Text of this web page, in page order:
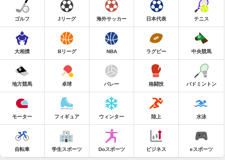
ゴルフ Jリーグ 海外サッカー 日本代表 テニス
大相撲 Bリーグ NBA ラグビー 中央競馬
地方競馬 卓球 バレー 格闘技 バドミントン
モーター フィギュア ウィンター 陸上 水泳
自転車 学生スポーツ Doスポーツ ビジネス eスポーツ